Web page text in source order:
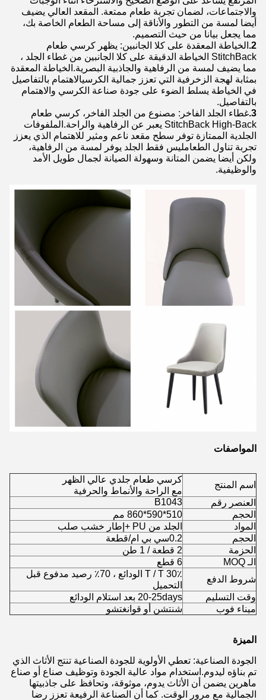
والاجتماعات، لضمان تجربة طعام ممتعة. المقعد العالي يضيف
أيضا لمسة من التطور والأناقة إلى مساحة الطعام الخاصة بك،
مما يجعل بيانا من حيث التصميم.
2. الخياطة المعقدة على كلا الجانبين: يظهر كرسي طعام
StitchBack الخياطة الدقيقة على كلا الجانبين من غطاء الجلد ،
مما يضيف لمسة من الرفاهية والجاذبية البصرية.الخياطة المعقدة
بمثابة لهجة الزخرفية التي تعزز جمالية الكرسيالاهتمام بالتفاصيل
في الخياطة يسلط الضوء على جودة صناعة الكرسي والاهتمام
بالتفاصيل.
3. غطاء الجلد الفاخر: مصنوع من الجلد الفاخر، كرسي طعام
StitchBack High-Back يعبر عن الرفاهية والراحة.الملفوفات
الجلدية الممتازة توفر سطح مقعد ناعم ومثير للاهتمام الذي يعزز
تجربة تناول الطعامليس فقط الجلد يوفر لمسة من الرفاهية،
ولكن أيضا يضمن المتانة وسهولة الصيانة لجمال طويل الأمد
والوظيفية.
المواصفات
اسم المنتج
كرسي طعام جلدي عالي الظهر
مع الراحة والأنماط والحرفية
العنصر رقم
B1043
الحجم
510*590*860 مم
المواد
الجلد من PU +إطار خشب صلب
الحجم
0.2سي بي ام/قطعة
الحزمة
2 قطعة / 1 طن
الـ MOQ
6 قطع
شروط الدفع
T / T 30٪ الودائع ، 70٪ رصيد مدفوع قبل
التحميل
وقت التسليم
20-25days بعد استلام الودائع
ميناء فوب
شنتشن أو قوانغتشو
الميزة
الجودة الصناعية: تعطي الأولوية للجودة الصناعية تنتج الأثاث الذي
تم بناؤه ليدوم.استخدام مواد عالية الجودة وتوظيف صناع أو صناع
ماهرين يضمن أن الأثاث يدوم، موثوقة، وتحافظ على جاذبيتها
الجمالية مع مرور الوقت. كما أن الصناعة الرفيعة تعزز رضا